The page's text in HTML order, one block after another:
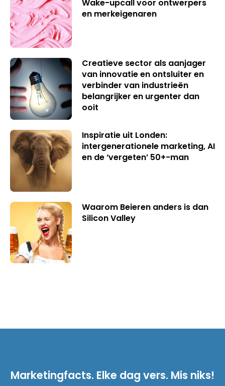
Wake-upcall voor ontwerpers
en merkeigenaren
Creatieve sector als aanjager
van innovatie en ontsluiter en
verbinder van industrieën
belangrijker en urgenter dan
ooit
Inspiratie uit Londen:
intergenerationele marketing, AI
en de ‘vergeten’ 50+-man
Waarom Beieren anders is dan
Silicon Valley
Marketingfacts. Elke dag vers. Mis niks!